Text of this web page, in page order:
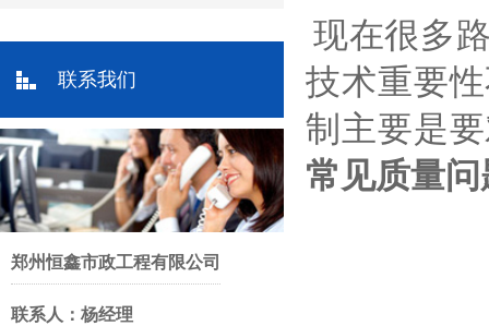
联系我们
郑州恒鑫市政工程有限公司
联系人：杨经理
现在很多
技术重要
制主要是
常见质量